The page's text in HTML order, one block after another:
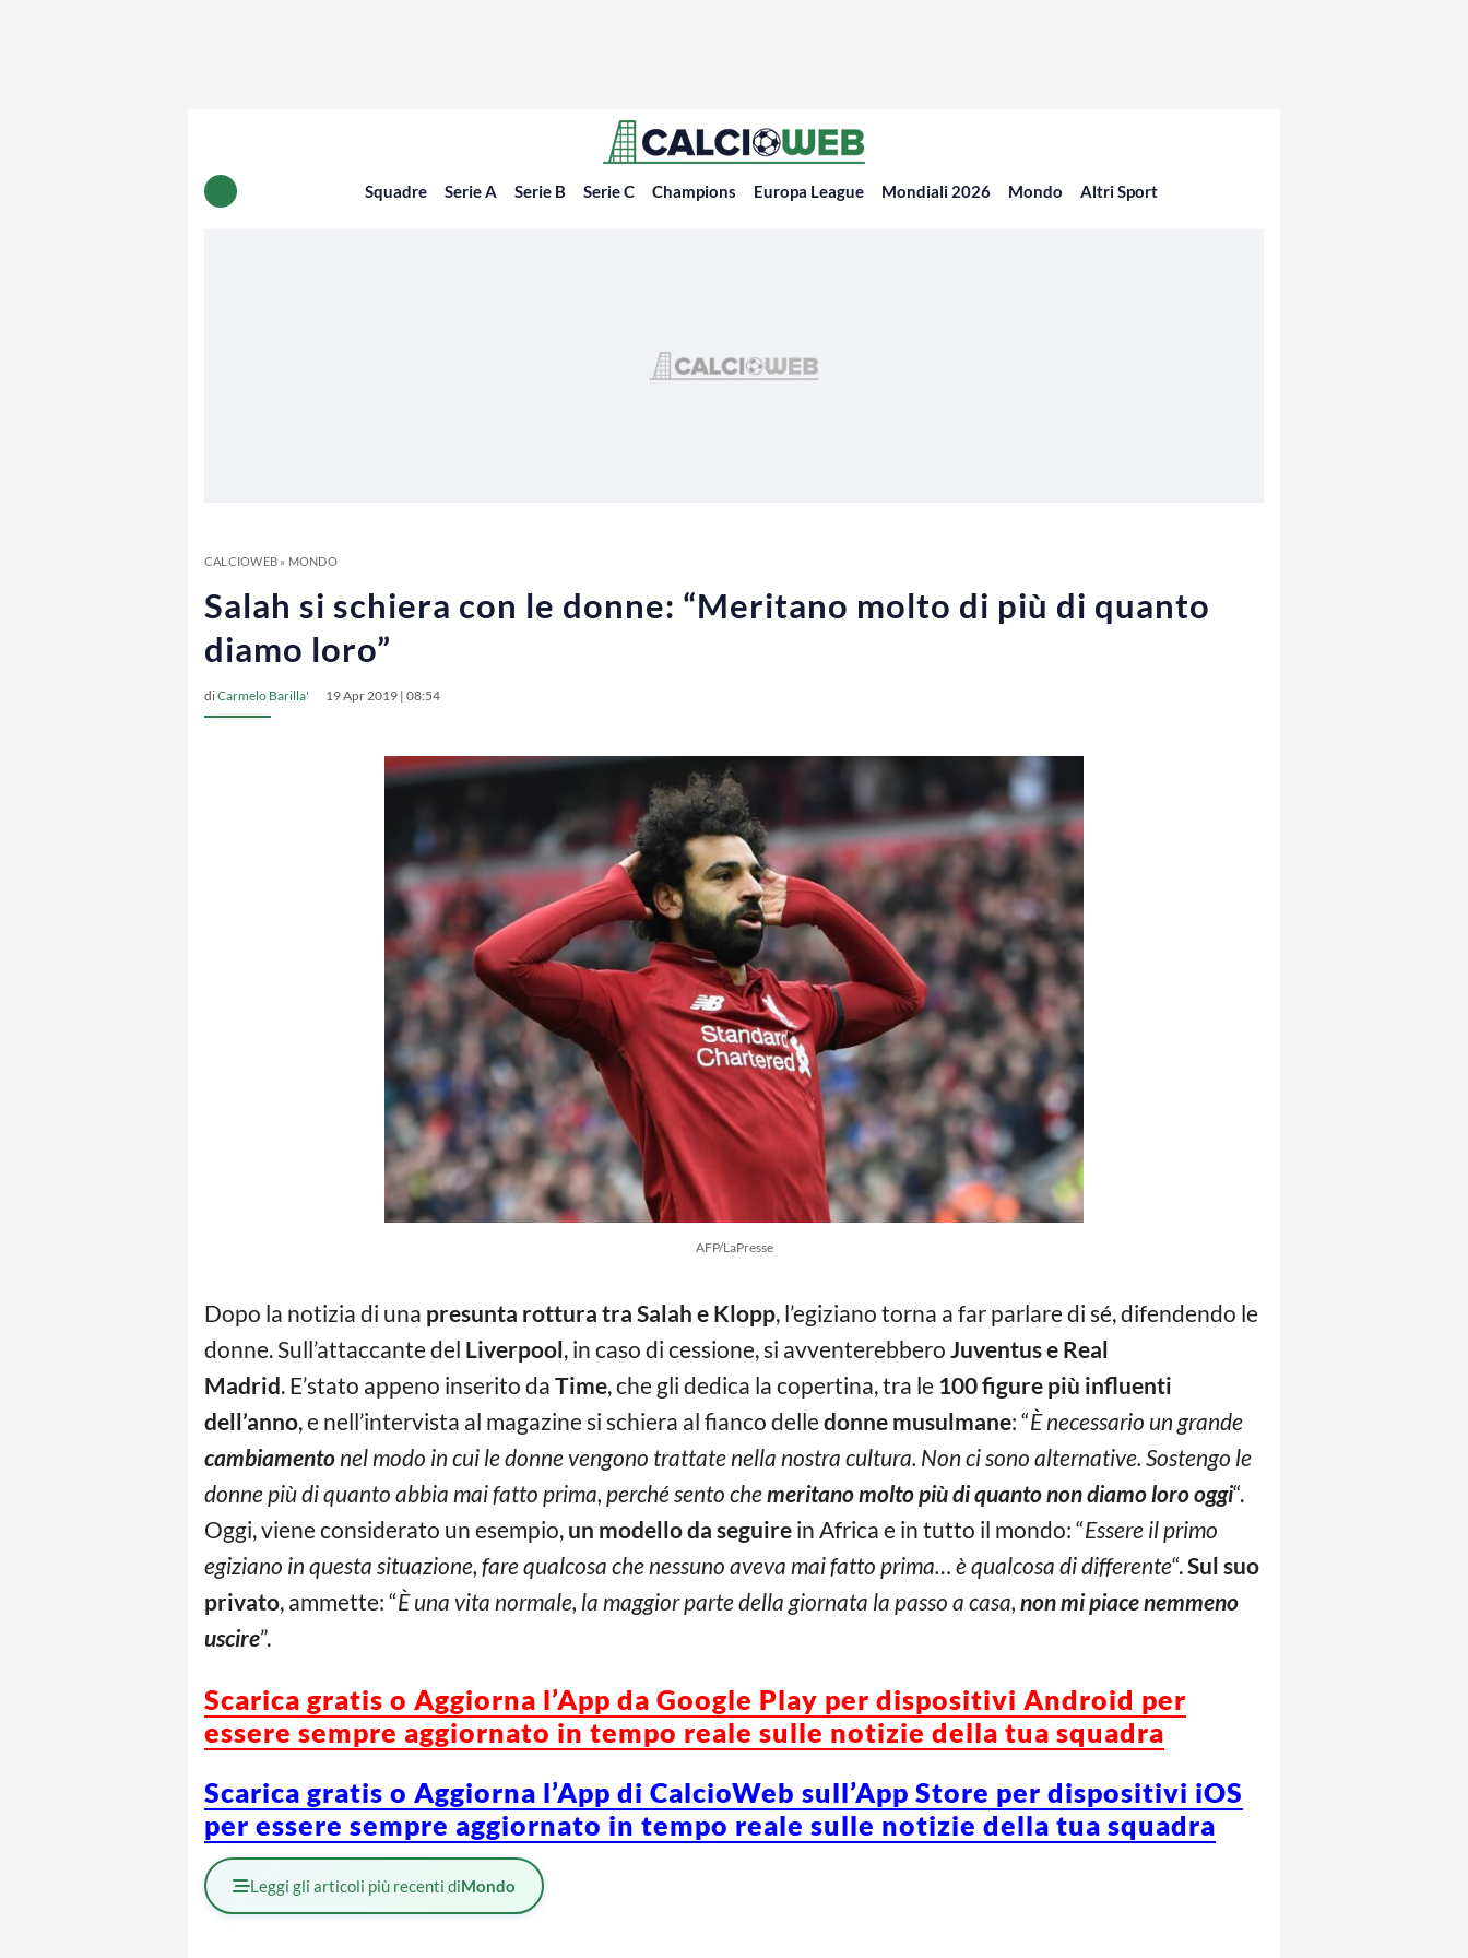
Squadre Serie A Serie B Serie C Champions Europa League Mondiali 2026 Mondo Altri Sport
CALCIOWEB» MONDO
Salah si schiera con le donne: “Meritano molto di più di quanto
diamo loro”
diCarmelo Barilla' 19 Apr 2019 | 08:54
AFP/LaPresse
Dopo la notizia di una presunta rottura tra Salah e Klopp, l’egiziano torna a far parlare di sé, difendendo le
donne. Sull’attaccante del Liverpool, in caso di cessione, si avventerebbero Juventus e Real
Madrid. E’stato appeno inserito da Time, che gli dedica la copertina, tra le 100 figure più influenti
dell’anno, e nell’intervista al magazine si schiera al fianco delledonne musulmane: “È necessario un grande
cambiamento nel modo in cui le donne vengono trattate nella nostra cultura. Non ci sono alternative. Sostengo le
donne più di quanto abbia mai fatto prima, perché sento chemeritano molto più di quanto non diamo loro oggi“.
Oggi, viene considerato un esempio, un modello da seguire in Africa e in tutto il mondo: “Essere il primo
egiziano in questa situazione, fare qualcosa che nessuno aveva mai fatto prima… è qualcosa di differente“.Sul suo
privato, ammette: “È una vita normale, la maggior parte della giornata la passo a casa, non mi piace nemmeno
uscire”.
Scarica gratis o Aggiorna l’App da Google Play per dispositivi Android per
essere sempre aggiornato in tempo reale sulle notizie della tua squadra
Scarica gratis o Aggiorna l’App di CalcioWeb sull’App Store per dispositivi iOS
per essere sempre aggiornato in tempo reale sulle notizie della tua squadra
Leggi gli articoli più recenti diMondo